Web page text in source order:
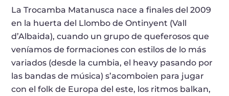
La Trocamba Matanusca nace a finales del 2009
en la huerta del Llombo de Ontinyent (Vall
d’Albaida), cuando un grupo de queferosos que
veníamos de formaciones con estilos de lo más
variados (desde la cumbia, el heavy pasando por
las bandas de música) s’acomboien para jugar
con el folk de Europa del este, los ritmos balkan,